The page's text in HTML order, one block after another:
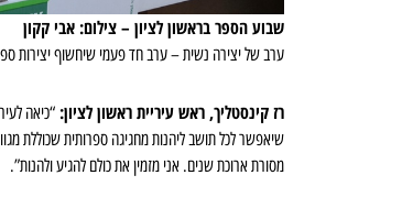
שבוע הספר בראשון לציון – צילום: אבי קקון
ערב של יצירה נשית – ערב חד פעמי שיחשוף יצירות
רז קינסטליך, ראש עיריית ראשון לציון: “כיאה
שיאפשר לכל תושב ליהנות מחגיגה ספרותית שכוללת
מסורת ארוכת שנים. אני מזמין את כולם להגיע ולהנות”.